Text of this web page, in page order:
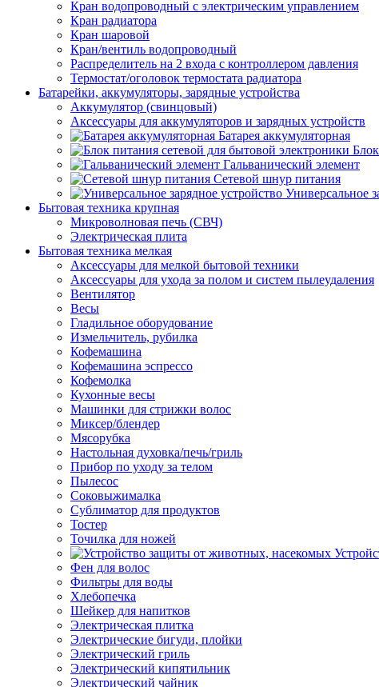
Кран водопроводный с электрическим управлением
Кран радиатора
Кран шаровой
Кран/вентиль водопроводный
Распределитель на 2 входа с контроллером давления
Термостат/оголовок термостата радиатора
Батарейки, аккумуляторы, зарядные устройства
Аккумулятор (свинцовый)
Аксессуары для аккумуляторов и зарядных устройств
Батарея аккумуляторная
Гальванический элемент
Сетевой шнур питания
Универсальное
Бытовая техника крупная
Микроволновая печь (СВЧ)
Электрическая плита
Бытовая техника мелкая
Аксессуары для мелкой бытовой техники
Аксессуары для ухода за полом и систем пылеудаления
Вентилятор
Весы
Гладильное оборудование
Измельчитель, рубилка
Кофемашина
Кофемашина эспрессо
Кофемолка
Кухонные весы
Машинки для стрижки волос
Миксер/блендер
Мясорубка
Настольная духовка/печь/гриль
Прибор по уходу за телом
Пылесос
Соковыжималка
Сублиматор для продуктов
Тостер
Точилка для ножей
Фен для волос
Фильтры для воды
Хлебопечка
Шейкер для напитков
Электрическая плитка
Электрические бигуди, плойки
Электрический гриль
Электрический кипятильник
Электрический чайник